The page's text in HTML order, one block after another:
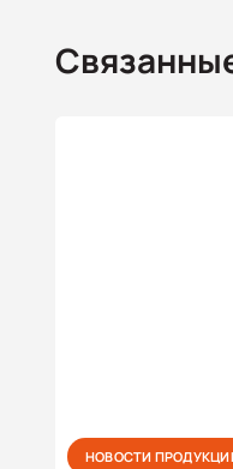
НОВОСТИ